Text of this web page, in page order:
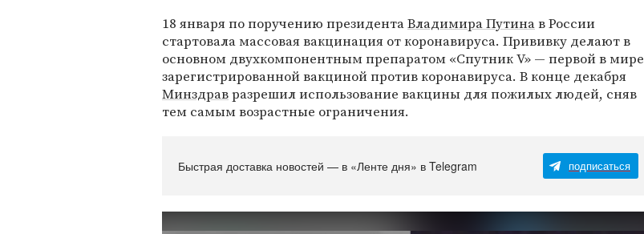
18 января по поручению президентаВладимира Путинав России
стартовала массовая вакцинация от коронавируса. Прививку делают в
основном двухкомпонентным препаратом «Спутник V» — первой в мире
зарегистрированной вакциной против коронавируса. В конце декабря
Минздравразрешил использование вакцины для пожилых людей, сняв
тем самым возрастные ограничения.
Быстрая доставка новостей — в «Ленте дня» в Telegram подписаться